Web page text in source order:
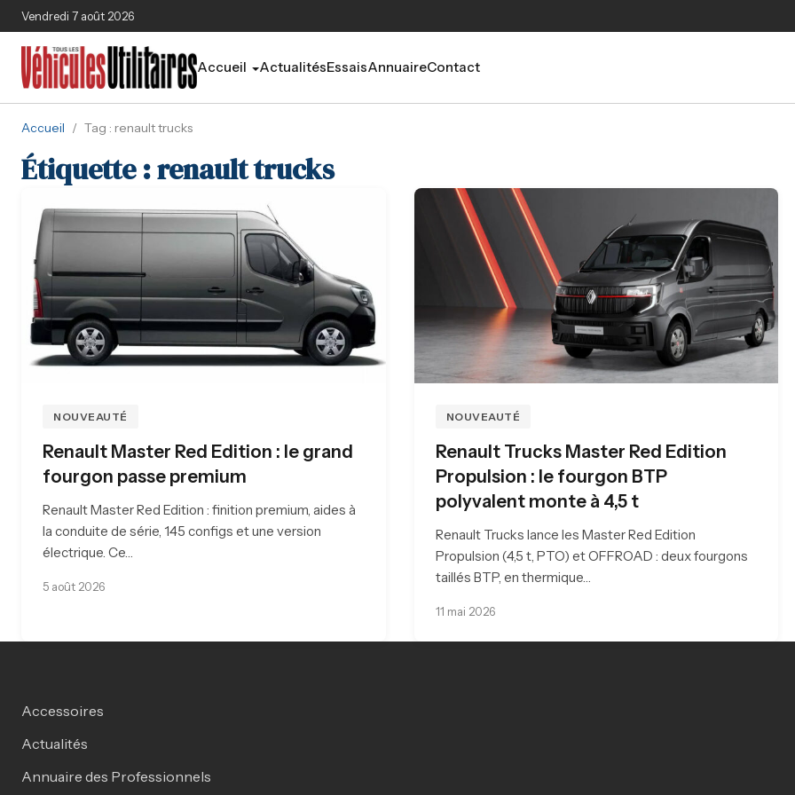
Aller au contenu principal
Vendredi 7 août 2026
Accueil ActualitésEssaisAnnuaireContact
Accueil / Tag : renault trucks
Étiquette :renault trucks
NOUVEAUTÉ
Renault Master Red Edition : le grand
fourgon passe premium
Renault Master Red Edition : finition premium, aides à
la conduite de série, 145 configs et une version
électrique. Ce…
5 août 2026
NOUVEAUTÉ
Renault Trucks Master Red Edition
Propulsion : le fourgon BTP
polyvalent monte à 4,5 t
Renault Trucks lance les Master Red Edition
Propulsion (4,5 t, PTO) et OFFROAD : deux fourgons
taillés BTP, en thermique…
11 mai 2026
Accessoires
Actualités
Annuaire des Professionnels